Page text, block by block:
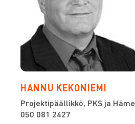
HANNU KEKONIEMI
Projektipäällikkö, PKS ja Häme
050 081 2427